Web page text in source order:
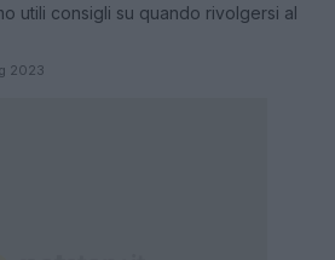
utili consigli su quando rivolgersi al
2023